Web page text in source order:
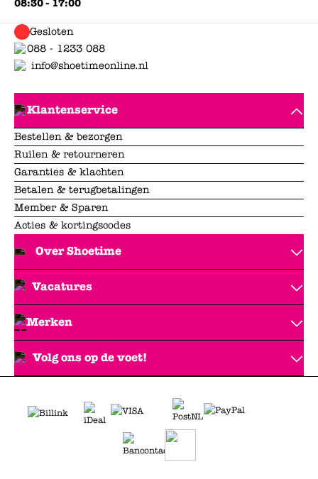
08:30 - 17:00
Gesloten
088 - 1233 088
info@shoetimeonline.nl
Klantenservice
Bestellen & bezorgen
Ruilen & retourneren
Garanties & klachten
Betalen & terugbetalingen
Member & Sparen
Acties & kortingscodes
Over Shoetime
Vacatures
Merken
Volg ons op de voet!